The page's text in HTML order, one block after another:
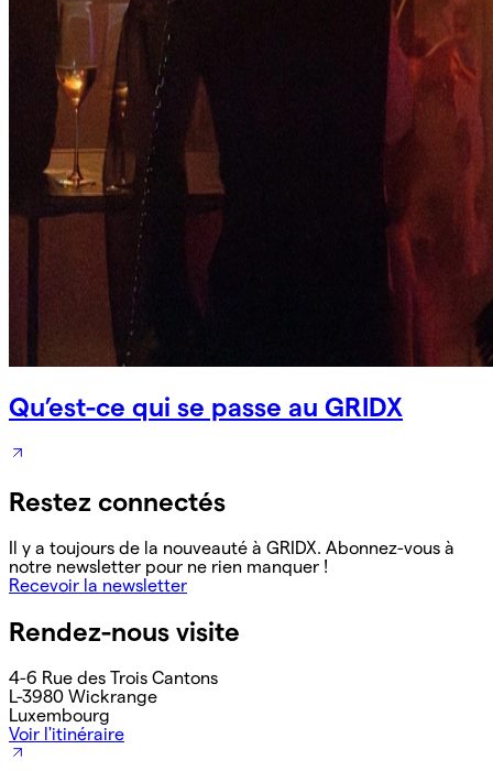
Qu’est-ce qui se passe au GRIDX
Restez connectés
Il y a toujours de la nouveauté à GRIDX. Abonnez-vous à
notre newsletter pour ne rien manquer !
Recevoir la newsletter
Rendez-nous visite
4-6 Rue des Trois Cantons
L-3980 Wickrange
Luxembourg
Voir l'itinéraire